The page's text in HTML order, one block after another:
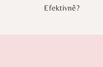
Efektivně?